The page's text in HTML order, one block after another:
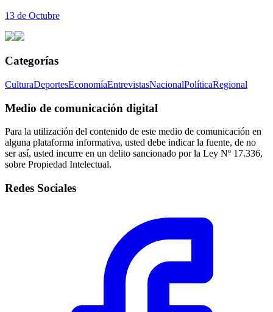
13 de Octubre
Categorías
CulturaDeportesEconomíaEntrevistasNacionalPolíticaRegional
Medio de comunicación digital
Para la utilización del contenido de este medio de comunicación en
alguna plataforma informativa, usted debe indicar la fuente, de no
ser así, usted incurre en un delito sancionado por la Ley Nº 17.336,
sobre Propiedad Intelectual.
Redes Sociales